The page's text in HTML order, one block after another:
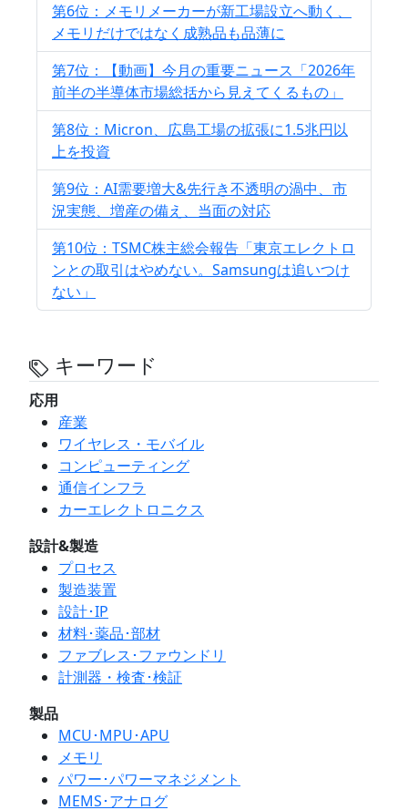
第6位：メモリメーカーが新工場設立へ動く、
メモリだけではなく成熟品も品薄に
第7位：【動画】今月の重要ニュース「2026年
前半の半導体市場総括から見えてくるもの」
第8位：Micron、広島工場の拡張に1.5兆円以
上を投資
第9位：AI需要増大&先行き不透明の渦中、市
況実態、増産の備え、当面の対応
第10位：TSMC株主総会報告「東京エレクトロ
ンとの取引はやめない。Samsungは追いつけ
ない」
キーワード
応用
産業
ワイヤレス・モバイル
コンピューティング
通信インフラ
カーエレクトロニクス
設計&製造
プロセス
製造装置
設計･IP
材料･薬品･部材
ファブレス･ファウンドリ
計測器・検査･検証
製品
MCU･MPU･APU
メモリ
パワー･パワーマネジメント
MEMS･アナログ